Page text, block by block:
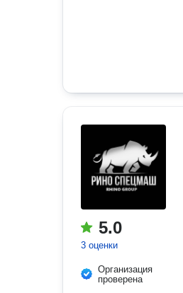
5.0
3 оценки
Организация
проверена